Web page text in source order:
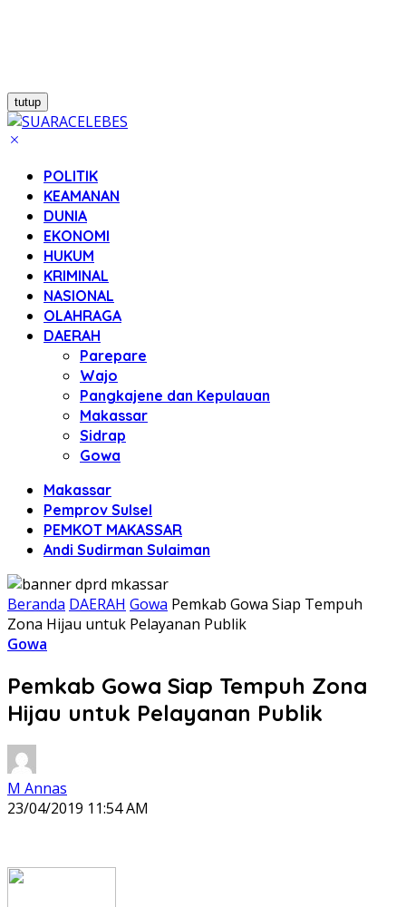
tutup
POLITIK
KEAMANAN
DUNIA
EKONOMI
HUKUM
KRIMINAL
NASIONAL
OLAHRAGA
DAERAH
Parepare
Wajo
Pangkajene dan Kepulauan
Makassar
Sidrap
Gowa
Makassar
Pemprov Sulsel
PEMKOT MAKASSAR
Andi Sudirman Sulaiman
Beranda DAERAH Gowa Pemkab Gowa Siap Tempuh
Zona Hijau untuk Pelayanan Publik
Gowa
Pemkab Gowa Siap Tempuh Zona
Hijau untuk Pelayanan Publik
M Annas
23/04/2019 11:54 AM